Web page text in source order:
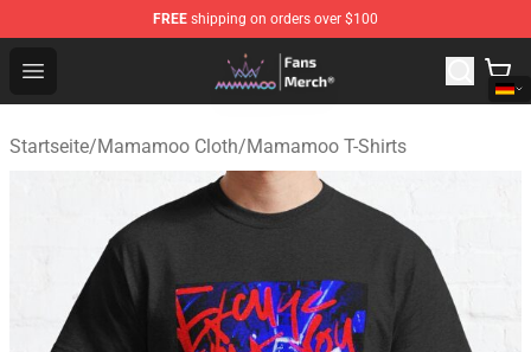
FREE shipping on orders over $100
Open menu
Mamamoo Store - Official Mamamoo Merchandise Shop
Startseite/Mamamoo Cloth/Mamamoo T-Shirts